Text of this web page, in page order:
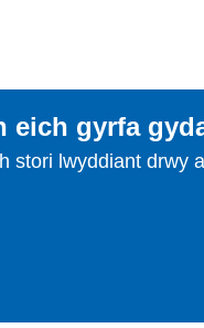
eich gyrfa
stori lwyddiant drwy